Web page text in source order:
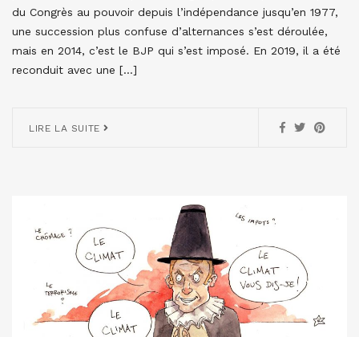
du Congrès au pouvoir depuis l’indépendance jusqu’en 1977,
une succession plus confuse d’alternances s’est déroulée,
mais en 2014, c’est le BJP qui s’est imposé. En 2019, il a été
reconduit avec une […]
LIRE LA SUITE